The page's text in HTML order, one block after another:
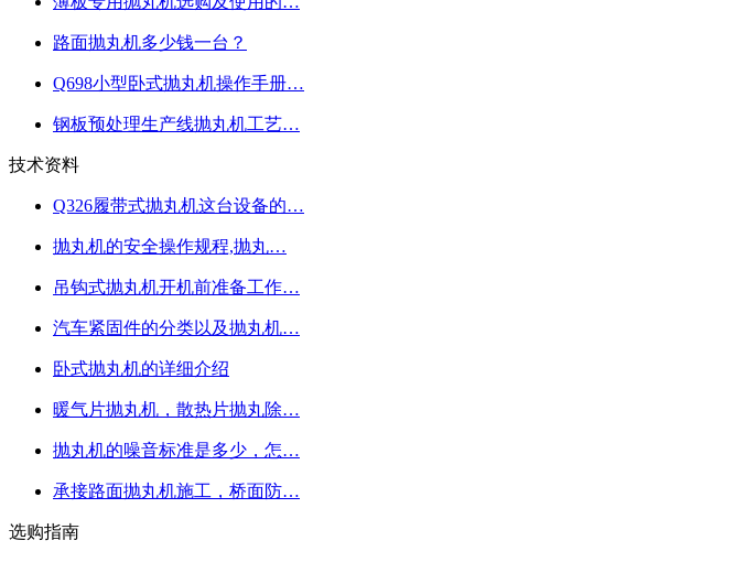
路面抛丸机多少钱一台？
Q698小型卧式抛丸机操作手册…
钢板预处理生产线抛丸机工艺…
技术资料
Q326履带式抛丸机这台设备的…
抛丸机的安全操作规程,抛丸…
吊钩式抛丸机开机前准备工作…
汽车紧固件的分类以及抛丸机…
卧式抛丸机的详细介绍
暖气片抛丸机，散热片抛丸除…
抛丸机的噪音标准是多少，怎…
承接路面抛丸机施工，桥面防…
选购指南